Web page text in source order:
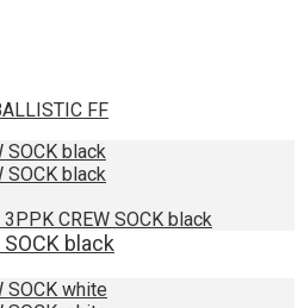
FF
CREW SOCK black
black